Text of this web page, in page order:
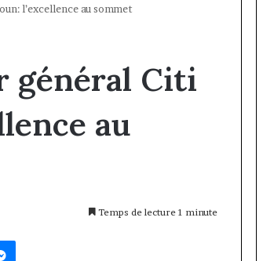
l’excellence au sommet
général Citi
au
Temps de lecture 1 minute
Messenger